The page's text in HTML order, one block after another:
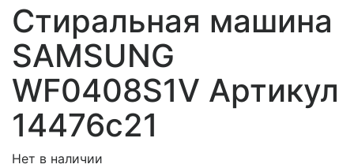
Стиральная машина
SAMSUNG
WF0408S1V Артикул
14476c21
Нет в наличии